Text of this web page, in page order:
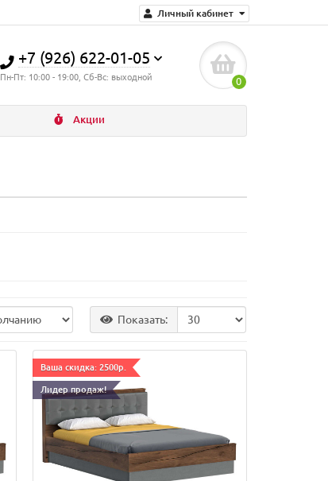
Личный кабинет
+7 (926) 622-01-05
Пн-Пт: 10:00 - 19:00, Сб-Вс: выходной 0
Акции
Показать:
Ваша скидка: 2500р.
Лидер продаж!